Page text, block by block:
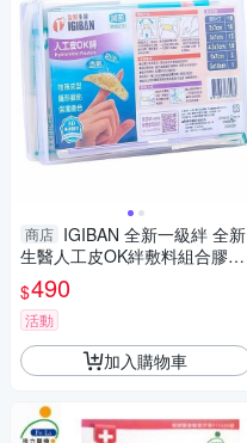
商店 IGIBAN 全新一級絆 全新
生醫人工皮OK絆敷料組合膠盒
(46片／盒裝)【小三美日】 DS
016356
$490
活動
加入購物車